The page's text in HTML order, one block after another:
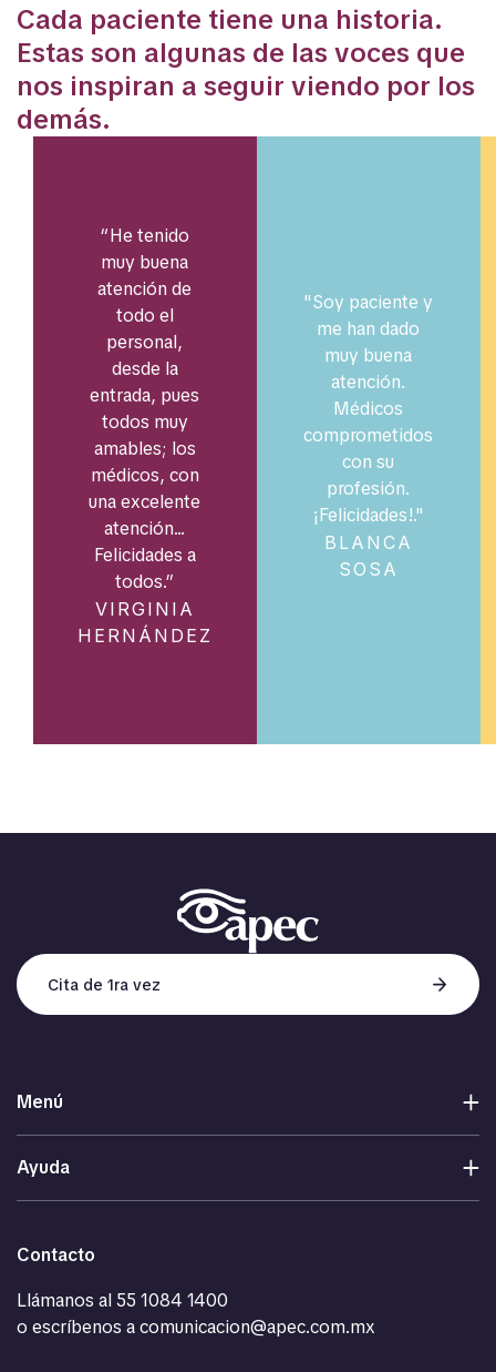
Cada paciente tiene una historia.
Estas son algunas de las voces que
nos inspiran a seguir viendo por los
demás.
“He tenido
muy buena
atención de
todo el
personal,
desde la
entrada, pues
todos muy
amables; los
médicos, con
una excelente
atención...
Felicidades a
todos.”
VIRGINIA
HERNÁNDEZ
"Soy paciente y
me han dado
muy buena
atención.
Médicos
comprometidos
con su
profesión.
¡Felicidades!."
BLANCA
SOSA
Cita de 1ra vez
Menú
Ayuda
Contacto
Llámanos al55 1084 1400
o escríbenos acomunicacion@apec.com.mx